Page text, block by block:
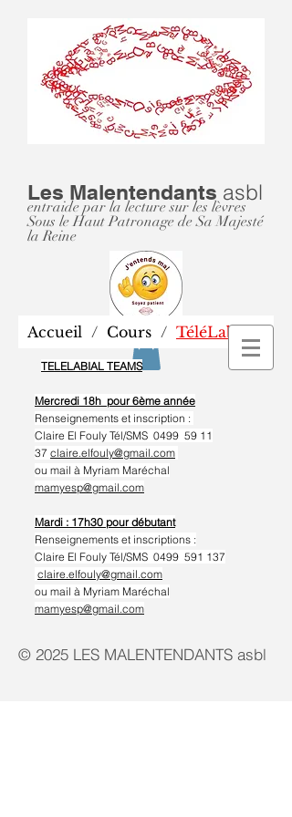
Les Malentendants asbl
entraide par la lecture sur les lèvres
Sous le Haut Patronage de Sa Majesté
la Reine
Accueil / Cours / TéléLabial
TELELABIAL TEAMS
Mercredi 18h pour 6ème année
Renseignements et inscription :
Claire El Fouly Tél/SMS 0499 59 11
37 claire.elfouly@gmail.com
ou mail à Myriam Maréchal
mamyesp@gmail.com
Mardi : 17h30 pour débutant
Renseignements et inscriptions :
Claire El Fouly Tél/SMS 0499 591 137
claire.elfouly@gmail.com
ou mail à Myriam Maréchal
mamyesp@gmail.com
© 2025 LES MALENTENDANTS asbl